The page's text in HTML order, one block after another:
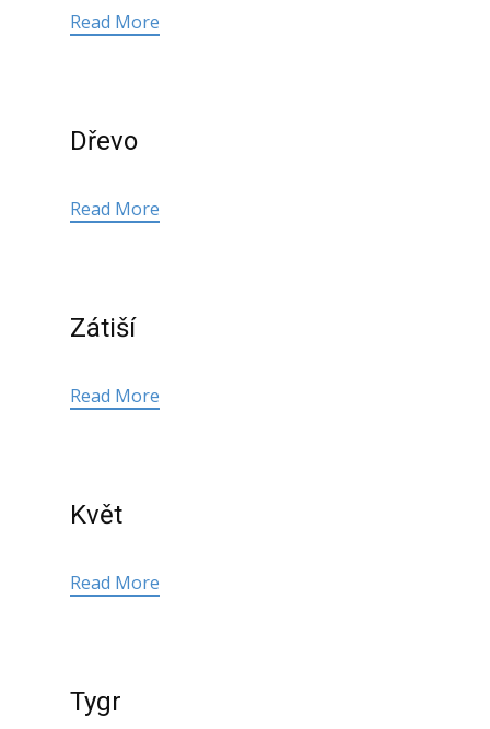
Read More
Dřevo
Read More
Zátiší
Read More
Květ
Read More
Tygr